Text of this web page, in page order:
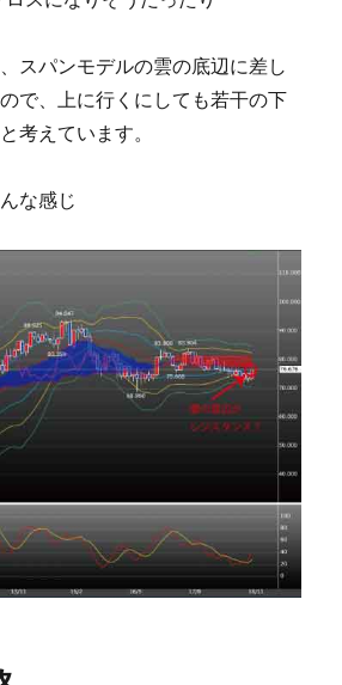
スパンモデルの雲の底辺に差し
で、上に行くにしても若干の下
考えています。
な感じ